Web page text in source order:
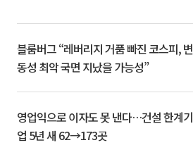
블룸버그 “레버리지 거품 빠진 코스피, 변
동성 최악 국면 지났을 가능성”
영업익으로 이자도 못 낸다…건설 한계기
업 5년 새 62→173곳